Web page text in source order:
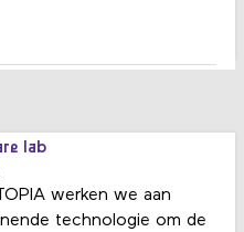
lab
werken we aan
technologie om de